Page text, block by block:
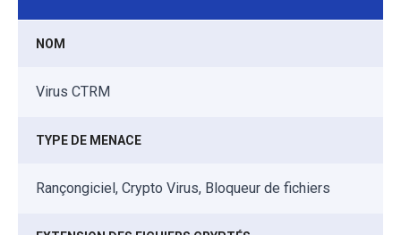
NOM
Virus CTRM
TYPE DE MENACE
Rançongiciel, Crypto Virus, Bloqueur de fichiers